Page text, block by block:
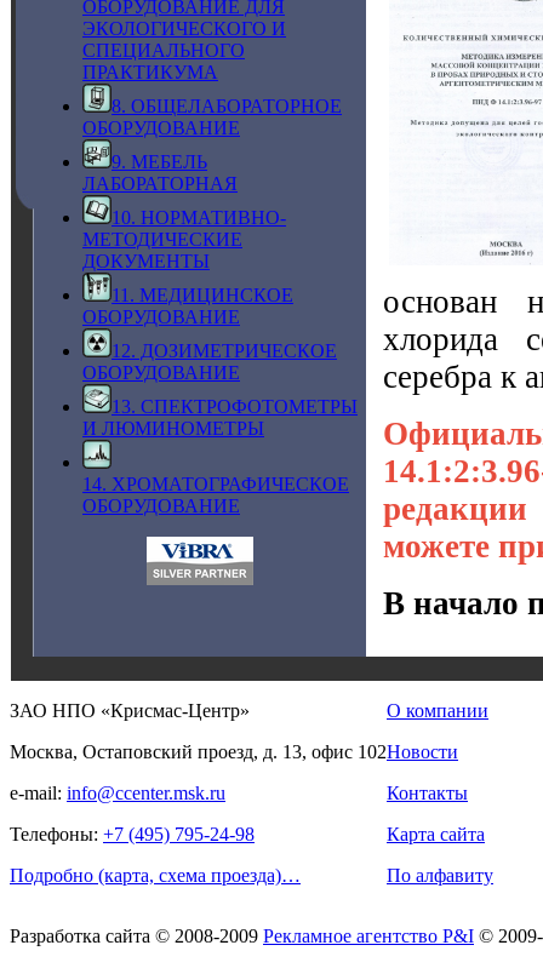
ОБОРУДОВАНИЕ ДЛЯ
ЭКОЛОГИЧЕСКОГО И
СПЕЦИАЛЬНОГО
ПРАКТИКУМА
8. ОБЩЕЛАБОРАТОРНОЕ
ОБОРУДОВАНИЕ
9. МЕБЕЛЬ
ЛАБОРАТОРНАЯ
10. НОРМАТИВНО-
МЕТОДИЧЕСКИЕ
ДОКУМЕНТЫ
11. МЕДИЦИНСКОЕ
ОБОРУДОВАНИЕ
12. ДОЗИМЕТРИЧЕСКОЕ
ОБОРУДОВАНИЕ
13. СПЕКТРОФОТОМЕТРЫ
И ЛЮМИНОМЕТРЫ
14. ХРОМАТОГРАФИЧЕСКОЕ
ОБОРУДОВАНИЕ
основан
хлорида
серебра к
можете
В начало
ЗАО НПО «Крисмас-Центр»
Москва, Остаповский проезд, д. 13, офис 102
e-mail: info@ccenter.msk.ru
Телефоны: +7 (495) 795-24-98
Подробно (карта, схема проезда)…
О компании
Новости
Контакты
Карта сайта
По алфавиту
Разработка сайта © 2008-2009 Рекламное агентство P&I ©